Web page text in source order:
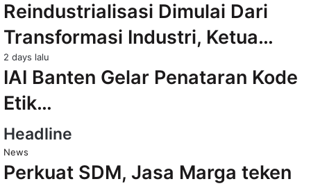
Reindustrialisasi Dimulai Dari
Transformasi Industri, Ketua…
2 days lalu
IAI Banten Gelar Penataran Kode
Etik…
Headline
News
Perkuat SDM, Jasa Marga teken